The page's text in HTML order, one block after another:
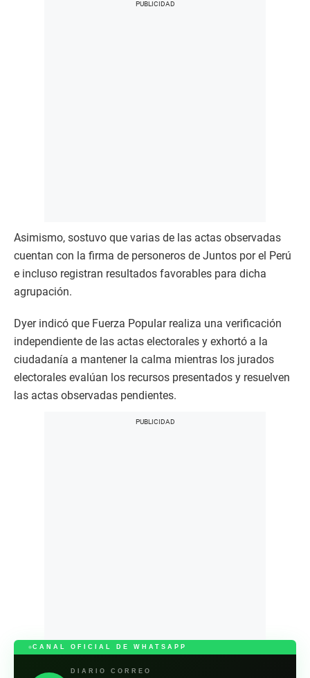
Asimismo, sostuvo que varias de las actas observadas
cuentan con la firma de personeros de Juntos por el Perú
e incluso registran resultados favorables para dicha
agrupación.
Dyer indicó que Fuerza Popular realiza una verificación
independiente de las actas electorales y exhortó a la
ciudadanía a mantener la calma mientras los jurados
electorales evalúan los recursos presentados y resuelven
las actas observadas pendientes.
CANAL OFICIAL DE WHATSAPP
DIARIO CORREO